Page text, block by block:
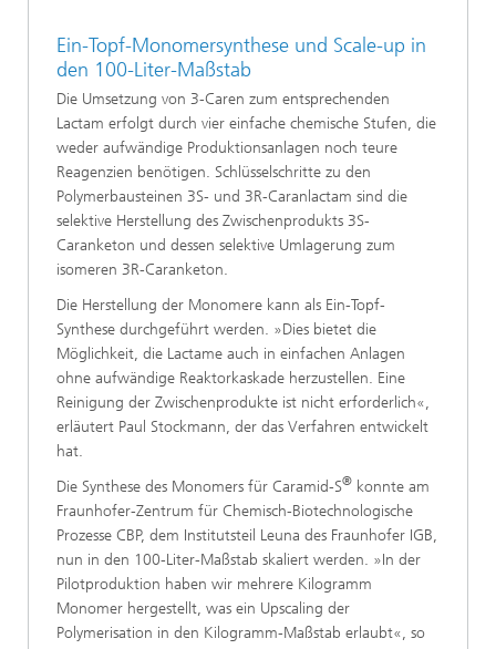
Ein-Topf-Monomersynthese und Scale-up in
den 100-Liter-Maßstab
Die Umsetzung von 3-Caren zum entsprechenden
Lactam erfolgt durch vier einfache chemische Stufen, die
weder aufwändige Produktionsanlagen noch teure
Reagenzien benötigen. Schlüsselschritte zu den
Polymerbausteinen 3S- und 3R-Caranlactam sind die
selektive Herstellung des Zwischenprodukts 3S-
Caranketon und dessen selektive Umlagerung zum
isomeren 3R-Caranketon.
Die Herstellung der Monomere kann als Ein-Topf-
Synthese durchgeführt werden. »Dies bietet die
Möglichkeit, die Lactame auch in einfachen Anlagen
ohne aufwändige Reaktorkaskade herzustellen. Eine
Reinigung der Zwischenprodukte ist nicht erforderlich«,
erläutert Paul Stockmann, der das Verfahren entwickelt
hat.
Die Synthese des Monomers für Caramid-S® konnte am
Fraunhofer-Zentrum für Chemisch-Biotechnologische
Prozesse CBP, dem Institutsteil Leuna des Fraunhofer IGB,
nun in den 100-Liter-Maßstab skaliert werden. »In der
Pilotproduktion haben wir mehrere Kilogramm
Monomer hergestellt, was ein Upscaling der
Polymerisation in den Kilogramm-Maßstab erlaubt«, so